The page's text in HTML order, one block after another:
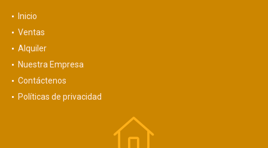
Inicio
Ventas
Alquiler
Nuestra Empresa
Contáctenos
Políticas de privacidad